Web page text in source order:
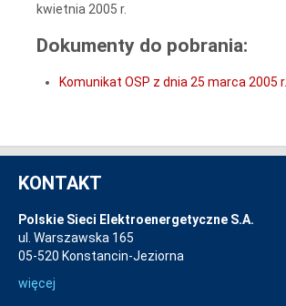
kwietnia 2005 r.
Dokumenty do pobrania:
Komunikat OSP z dnia 25 marca 2005 r.
KONTAKT
Polskie Sieci Elektroenergetyczne S.A.
ul. Warszawska 165
05-520 Konstancin-Jeziorna
więcej